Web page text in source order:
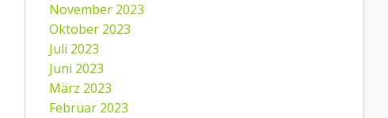
November 2023
Oktober 2023
Juli 2023
Juni 2023
März 2023
Februar 2023